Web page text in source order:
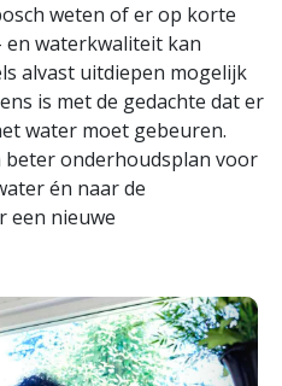
weten of er op korte
en waterkwaliteit kan
alvast uitdiepen mogelijk
is met de gedachte dat er
water moet gebeuren.
beter onderhoudsplan voor
én naar de
een nieuwe